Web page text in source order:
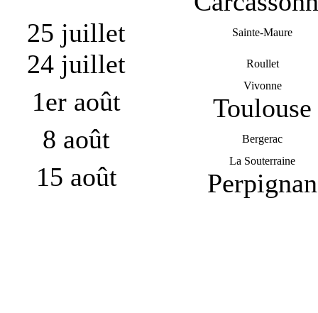
25 juillet
Sainte-Maure
24 juillet Roullet
1er août
Vivonne
Toulouse
8 août
Bergerac
15 août
La Souterraine
Perpignan